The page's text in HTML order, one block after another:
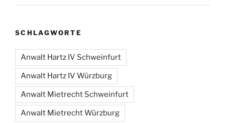
SCHLAGWORTE
Anwalt Hartz IV Schweinfurt
Anwalt Hartz IV Würzburg
Anwalt Mietrecht Schweinfurt
Anwalt Mietrecht Würzburg